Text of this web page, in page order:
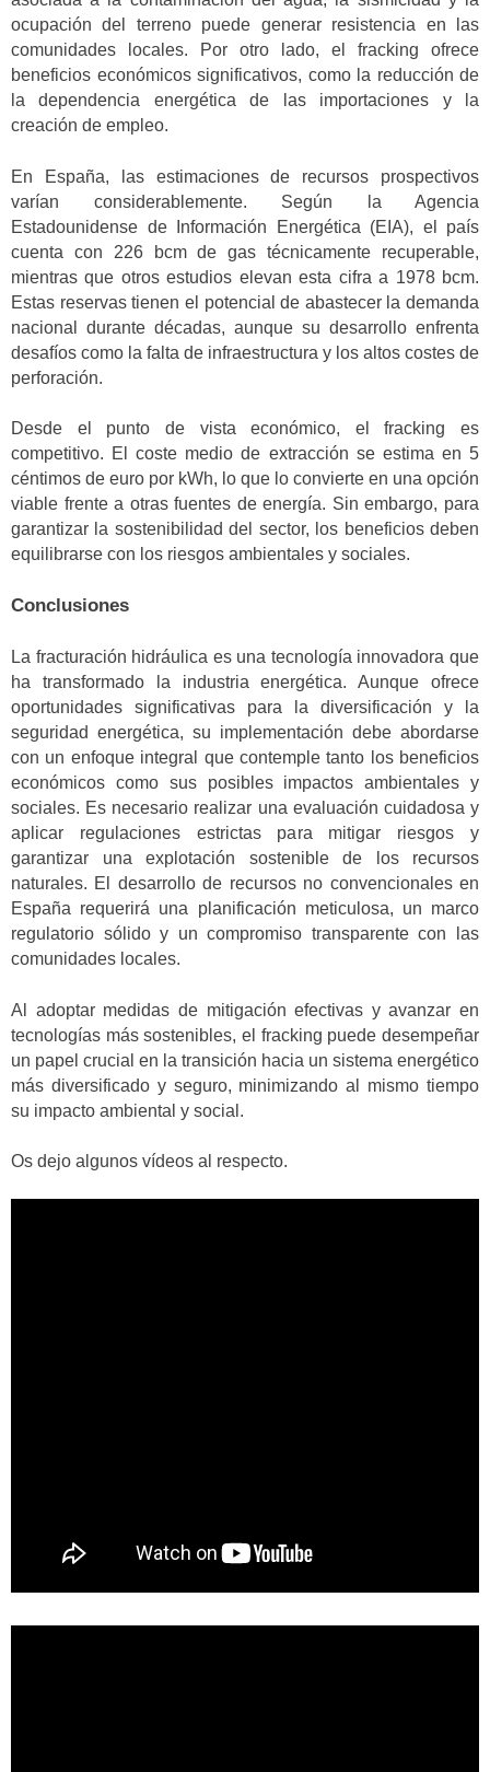
ocupación del terreno puede generar resistencia en las
comunidades locales. Por otro lado, el fracking ofrece
beneficios económicos significativos, como la reducción de
la dependencia energética de las importaciones y la
creación de empleo.
En España, las estimaciones de recursos prospectivos
varían considerablemente. Según la Agencia
Estadounidense de Información Energética (EIA), el país
cuenta con 226 bcm de gas técnicamente recuperable,
mientras que otros estudios elevan esta cifra a 1978 bcm.
Estas reservas tienen el potencial de abastecer la demanda
nacional durante décadas, aunque su desarrollo enfrenta
desafíos como la falta de infraestructura y los altos costes de
perforación.
Desde el punto de vista económico, el fracking es
competitivo. El coste medio de extracción se estima en 5
céntimos de euro por kWh, lo que lo convierte en una opción
viable frente a otras fuentes de energía. Sin embargo, para
garantizar la sostenibilidad del sector, los beneficios deben
equilibrarse con los riesgos ambientales y sociales.
Conclusiones
La fracturación hidráulica es una tecnología innovadora que
ha transformado la industria energética. Aunque ofrece
oportunidades significativas para la diversificación y la
seguridad energética, su implementación debe abordarse
con un enfoque integral que contemple tanto los beneficios
económicos como sus posibles impactos ambientales y
sociales. Es necesario realizar una evaluación cuidadosa y
aplicar regulaciones estrictas para mitigar riesgos y
garantizar una explotación sostenible de los recursos
naturales. El desarrollo de recursos no convencionales en
España requerirá una planificación meticulosa, un marco
regulatorio sólido y un compromiso transparente con las
comunidades locales.
Al adoptar medidas de mitigación efectivas y avanzar en
tecnologías más sostenibles, el fracking puede desempeñar
un papel crucial en la transición hacia un sistema energético
más diversificado y seguro, minimizando al mismo tiempo
su impacto ambiental y social.
Os dejo algunos vídeos al respecto.